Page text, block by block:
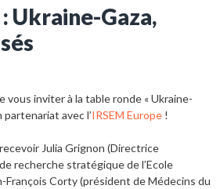
Ukraine-Gaza,
vous inviter à la table ronde « Ukraine-
partenariat avec l’IRSEM Europe !
Julia Grignon (Directrice
recherche stratégique de l’Ecole
François Corty (président de Médecins du